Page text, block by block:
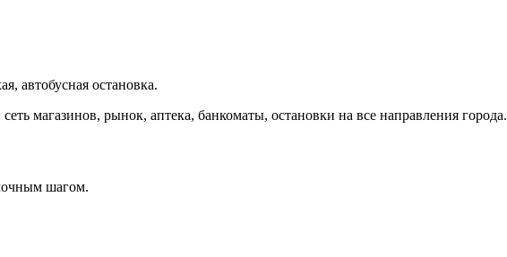
автобусная остановка.
магазинов, рынок, аптека, банкоматы, остановки на все направления города.
шагом.